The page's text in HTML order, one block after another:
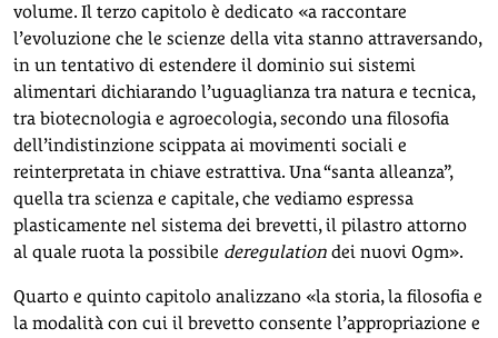
volume. Il terzo capitolo è dedicato «a raccontare
l’evoluzione che le scienze della vita stanno attraversando,
in un tentativo di estendere il dominio sui sistemi
alimentari dichiarando l’uguaglianza tra natura e tecnica,
tra biotecnologia e agroecologia, secondo una filosofia
dell’indistinzione scippata ai movimenti sociali e
reinterpretata in chiave estrattiva. Una “santa alleanza”,
quella tra scienza e capitale, che vediamo espressa
plasticamente nel sistema dei brevetti, il pilastro attorno
al quale ruota la possibile deregulation dei nuovi Ogm».
Quarto e quinto capitolo analizzano «la storia, la filosofia e
la modalità con cui il brevetto consente l’appropriazione e